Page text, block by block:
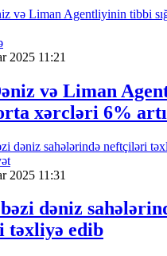
2025 11:21
və Liman
xərcləri 6%
2025 11:31
dəniz
təxliyə edib